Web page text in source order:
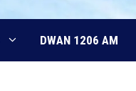
DWAN 1206 AM